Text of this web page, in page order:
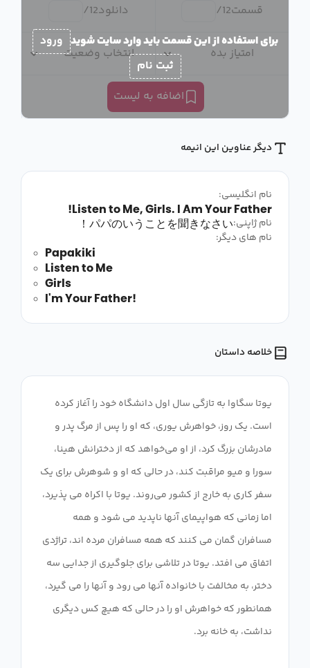
قسمت12
/ دانلود12
/
امتیاز بده انتخاب وضعیت
اضافه به لیست
برای استفاده از این قسمت باید وارد سایت شوید ورود
ثبت نام
دیگر عناوین این انیمه
نام انگلیسی:
Listen to Me, Girls. I Am Your Father!
نام ژاپنی:パパのいうことを聞きなさい！
نام های دیگر:
Papakiki
Listen to Me
Girls
I'm Your Father!
خلاصه داستان
یوتا سگاوا به تازگی سال اول دانشگاه خود را آغاز کرده
است. یک روز، خواهرش یوری، که او را پس از مرگ پدر و
مادرشان بزرگ کرد، از او می‌خواهد که از دخترانش هینا،
سورا و میو مراقبت کند، در حالی که او و شوهرش برای یک
سفر کاری به خارج از کشور می‌روند. یوتا با اکراه می پذیرد،
اما زمانی که هواپیمای آنها ناپدید می شود و همه
مسافران گمان می کنند که همه مسافران مرده اند، تراژدی
اتفاق می افتد. یوتا در تلاشی برای جلوگیری از جدایی سه
دختر، به مخالفت با خانواده آنها می رود و آنها را می گیرد،
همانطور که خواهرش او را در حالی که هیچ کس دیگری